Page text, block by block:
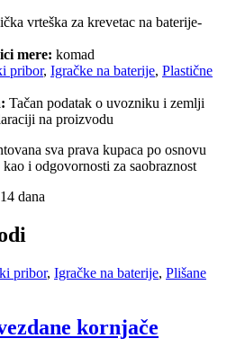
vrteška za krevetac na baterije-
mere: komad
pribor, Igračke na baterije, Plastične
Tačan podatak o uvozniku i zemlji
na proizvodu
sva prava kupaca po osnovu
i odgovornosti za saobraznost
dana
pribor, Igračke na baterije, Plišane
kornjače